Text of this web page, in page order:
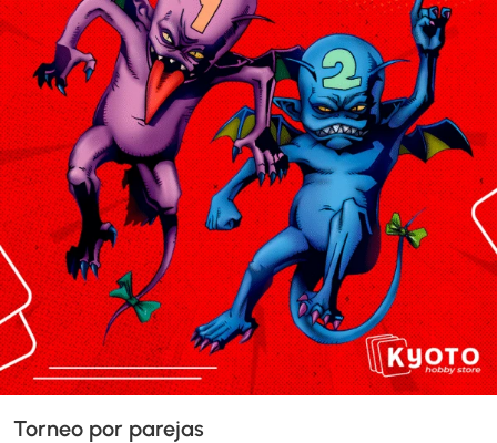
Torneo por parejas